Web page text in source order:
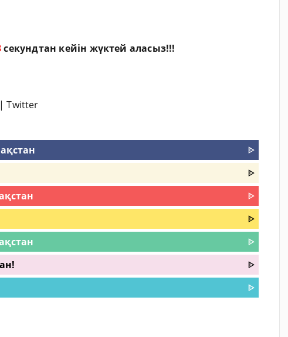
секундтан кейін жүктей аласыз!!!
|Twitter
ᐈ
ᐈ
ᐈ
ᐈ
ᐈ
ᐈ
ᐈ